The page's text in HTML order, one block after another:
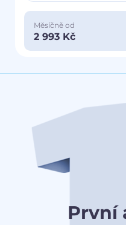
Měsíčně od
2 993 Kč
První